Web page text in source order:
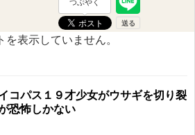
つぶやく
表示していません。
コパス１９才少女がウサギを切り裂
恐怖しかない